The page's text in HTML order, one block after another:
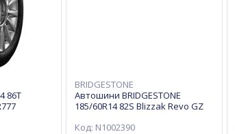
86T
BRIDGESTONE
Автошини BRIDGESTONE
185/60R14 82S Blizzak Revo GZ
Код: N1002390